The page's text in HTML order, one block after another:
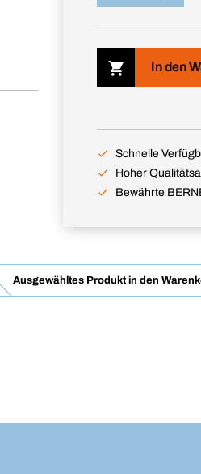
In den
Schnelle
Hoher
Bewährte
Ausgewähltes Produkt in den